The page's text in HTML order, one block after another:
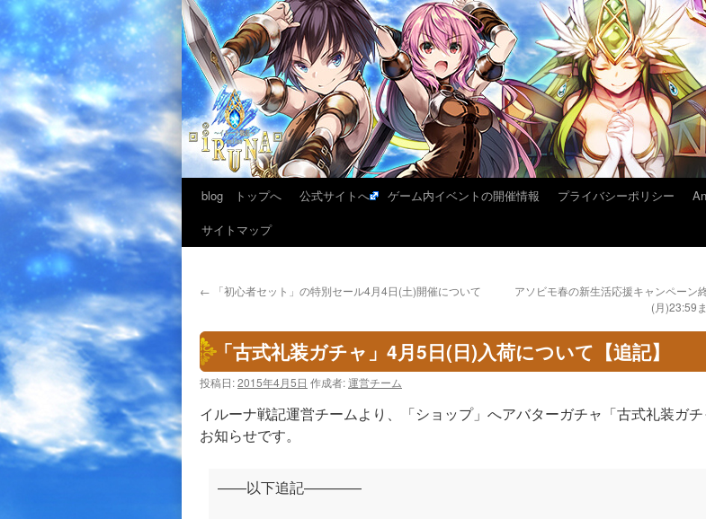
blog トップへ 公式サイトへ ゲーム内イベントの開催情報 プライバシーポリシー
サイトマップ
← 「初心者セット」の特別セール4月4日(土)開催について
アソビモ春の新生活応援キャンペーン
(月)23:59
「古式礼装ガチャ」4月5日(日)入荷について【追記】
投稿日:2015年4月5日 作成者:運営チーム
イルーナ戦記運営チームより、「ショップ」へアバターガチャ「古式礼装ガ
お知らせです。
――以下追記――――